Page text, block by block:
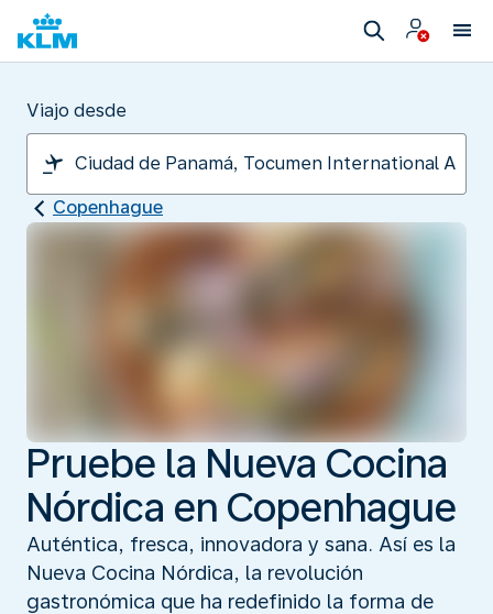
Viajo desde
Copenhague
Pruebe la Nueva Cocina
Nórdica en Copenhague
Auténtica, fresca, innovadora y sana. Así es la
Nueva Cocina Nórdica, la revolución
gastronómica que ha redefinido la forma de